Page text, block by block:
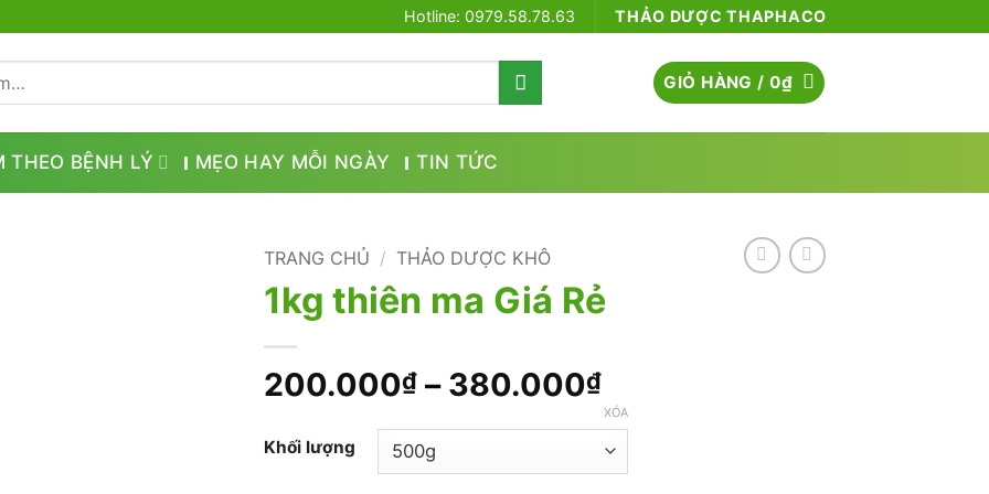
Hotline: 0979.58.78.63 THẢO DƯỢC THAPHACO
GIỎ HÀNG /0₫
THEO BỆNH LÝ MẸO HAY MỖI NGÀY TIN TỨC
TRANG CHỦ / THẢO DƯỢC KHÔ
1kg thiên ma Giá Rẻ
200.000₫ – 380.000₫Khoảng
giá:
từ
200.000₫
Khối lượng
XÓA